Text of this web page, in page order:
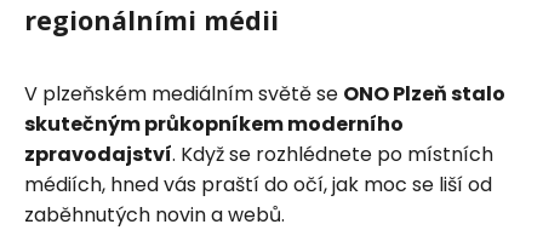
regionálními médii
V plzeňském mediálním světě se ONO Plzeň stalo
skutečným průkopníkem moderního
zpravodajství. Když se rozhlédnete po místních
médiích, hned vás praští do očí, jak moc se liší od
zaběhnutých novin a webů.